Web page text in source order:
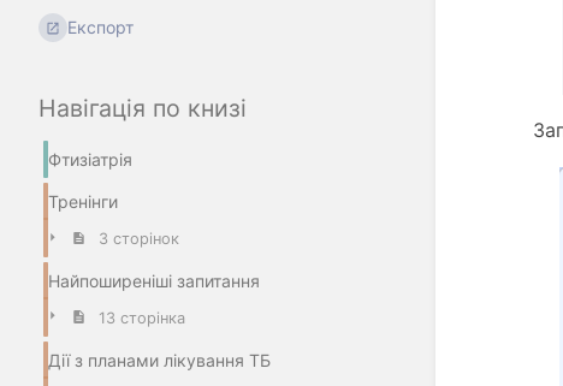
Експорт
Навігація по книзі
Фтизіатрія
Тренінги
3 сторінок
Найпоширеніші запитання
13 сторінка
Дії з планами лікування ТБ